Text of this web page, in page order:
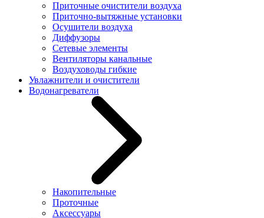
Приточные очистители воздуха
Приточно-вытяжные установки
Осушители воздуха
Диффузоры
Сетевые элементы
Вентиляторы канальные
Воздуховоды гибкие
Увлажнители и очистители
Водонагреватели
Накопительные
Проточные
Аксессуары